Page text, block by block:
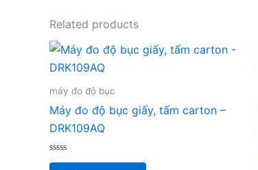
Related products
máy đo độ bục
Máy đo độ bục giấy, tấm carton –
DRK109AQ
Rated